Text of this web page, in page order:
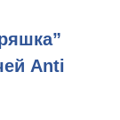
Anti